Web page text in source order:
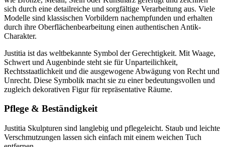
sich durch eine detailreiche und sorgfältige Verarbeitung aus. Viele
Modelle sind klassischen Vorbildern nachempfunden und erhalten
durch ihre Oberflächenbearbeitung einen authentischen Antik-
Charakter.
Justitia ist das weltbekannte Symbol der Gerechtigkeit. Mit Waage,
Schwert und Augenbinde steht sie für Unparteilichkeit,
Rechtsstaatlichkeit und die ausgewogene Abwägung von Recht und
Unrecht. Diese Symbolik macht sie zu einer bedeutungsvollen und
zugleich dekorativen Figur für repräsentative Räume.
Pflege & Beständigkeit
Justitia Skulpturen sind langlebig und pflegeleicht. Staub und leichte
Verschmutzungen lassen sich einfach mit einem weichen Tuch